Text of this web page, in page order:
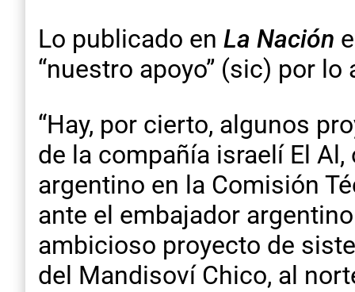
Lo publicado en La Nación
“nuestro apoyo” (sic) por
“Hay, por cierto, algunos
de la compañía israelí El
argentino en la Comisión
ante el embajador
ambicioso proyecto de
del Mandisoví Chico, al